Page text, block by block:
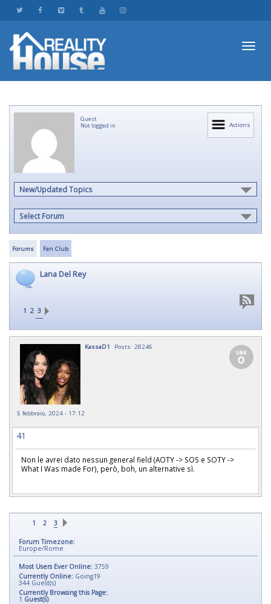
Actions
Guest
Not logged in
New/Updated Topics
Select Forum
Forums Fan Club
Lana Del Rey
1 2 3
KassaD1 Posts: 28246
5 febbraio, 2024 - 17:12
41
Non le avrei dato nessun general field (AOTY -> SOS e SOTY ->
What I Was made For), però, boh, un alternative sì.
1 2 3
Forum Timezone:
Europe/Rome
Most Users Ever Online: 3759
Currently Online: Going19
344 Guest(s)
Currently Browsing this Page:
1 Guest(s)